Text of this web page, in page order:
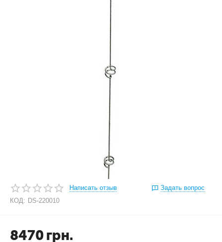
Написать отзыв
Задать вопрос
КОД: DS-220010
8470грн.